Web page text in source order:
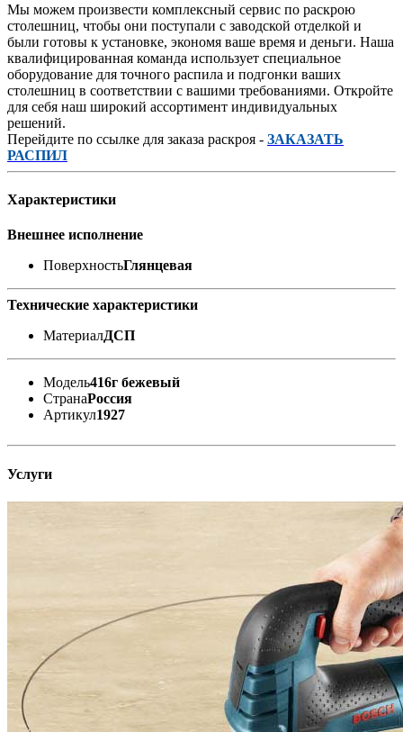
Мы можем произвести комплексный сервис по раскрою
столешниц, чтобы они поступали с заводской отделкой и
были готовы к установке, экономя ваше время и деньги. Наша
квалифицированная команда использует специальное
оборудование для точного распила и подгонки ваших
столешниц в соответствии с вашими требованиями. Откройте
для себя наш широкий ассортимент индивидуальных
решений.
Перейдите по ссылке для заказа раскроя - ЗАКАЗАТЬ
РАСПИЛ
Характеристики
Внешнее исполнение
ПоверхностьГлянцевая
Технические характеристики
МатериалДСП
Модель416г бежевый
СтранаРоссия
Артикул1927
Услуги